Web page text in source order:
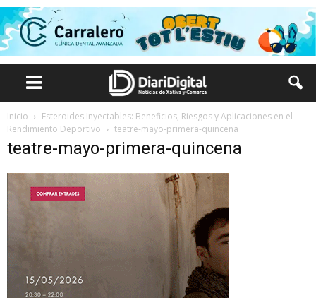
Inicio
Esteroides Inyectables: Beneficios, Riesgos y Aplicaciones en el
Rendimiento Deportivo
teatre-mayo-primera-quincena
teatre-mayo-primera-quincena